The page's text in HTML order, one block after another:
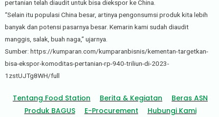
pertanian telah diaudit untuk bisa diekspor ke China.
“Selain itu populasi China besar, artinya pengonsumsi produk kita lebih
banyak dan potensi pasarnya besar. Kemarin kami sudah diaudit
manggis, salak, buah naga,” ujarnya.
Sumber: https://kumparan.com/kumparanbisnis/kementan-targetkan-
bisa-ekspor-komoditas-pertanian-rp-940-triliun-di-2023-
1zstUJTg8WH/full
Tentang Food Station Berita & Kegiatan
Beras ASN
Produk BAGUS
E-Procurement Hubungi Kami